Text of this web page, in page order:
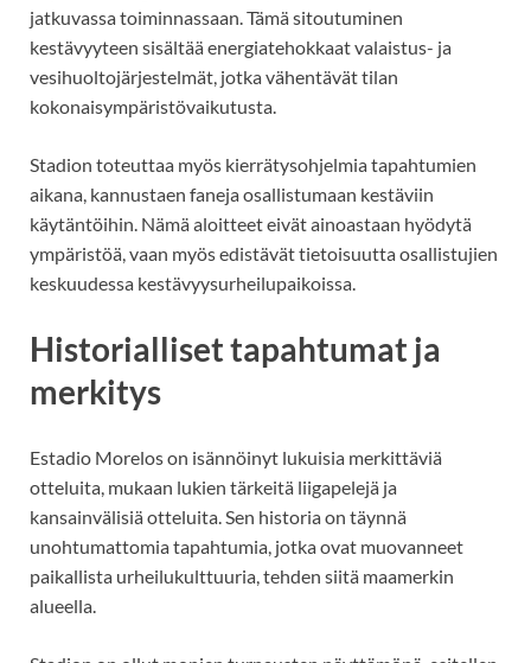
jatkuvassa toiminnassaan. Tämä sitoutuminen
kestävyyteen sisältää energiatehokkaat valaistus- ja
vesihuoltojärjestelmät, jotka vähentävät tilan
kokonaisympäristövaikutusta.
Stadion toteuttaa myös kierrätysohjelmia tapahtumien
aikana, kannustaen faneja osallistumaan kestäviin
käytäntöihin. Nämä aloitteet eivät ainoastaan hyödytä
ympäristöä, vaan myös edistävät tietoisuutta osallistujien
keskuudessa kestävyysurheilupaikoissa.
Historialliset tapahtumat ja
merkitys
Estadio Morelos on isännöinyt lukuisia merkittäviä
otteluita, mukaan lukien tärkeitä liigapelejä ja
kansainvälisiä otteluita. Sen historia on täynnä
unohtumattomia tapahtumia, jotka ovat muovanneet
paikallista urheilukulttuuria, tehden siitä maamerkin
alueella.